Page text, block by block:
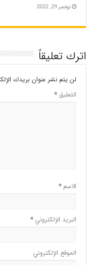
نوفمبر 29, 2022
اترك تعليقاً
لن يتم نشر عنوان بريدك
التعليق*
الاسم*
البريد الإلكتروني*
الموقع الإلكتروني